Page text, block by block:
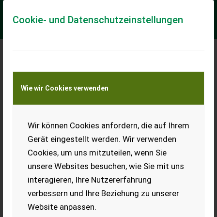
Cookie- und Datenschutzeinstellungen
Wie wir Cookies verwenden
Wir können Cookies anfordern, die auf Ihrem
Gerät eingestellt werden. Wir verwenden
Cookies, um uns mitzuteilen, wenn Sie
unsere Websites besuchen, wie Sie mit uns
interagieren, Ihre Nutzererfahrung
verbessern und Ihre Beziehung zu unserer
Website anpassen.
Meine Transportkostenanfrage
Transport von Land- und Baumaschinen –
KEINE Tiertransporte
Holzknecht HS 650
HS 650
Entdecken Sie die herausragende Seilwinde der Marke
Holzknecht, Modell 2025, die sich durch ...
EUR 9.900 inkl. 20 % MwSt.